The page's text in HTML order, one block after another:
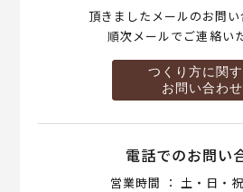
頂きましたメールのお問い
順次メールでご連絡い
つくり方に関す
お問い合わせ
電話でのお問い
営業時間 ： 土・日・